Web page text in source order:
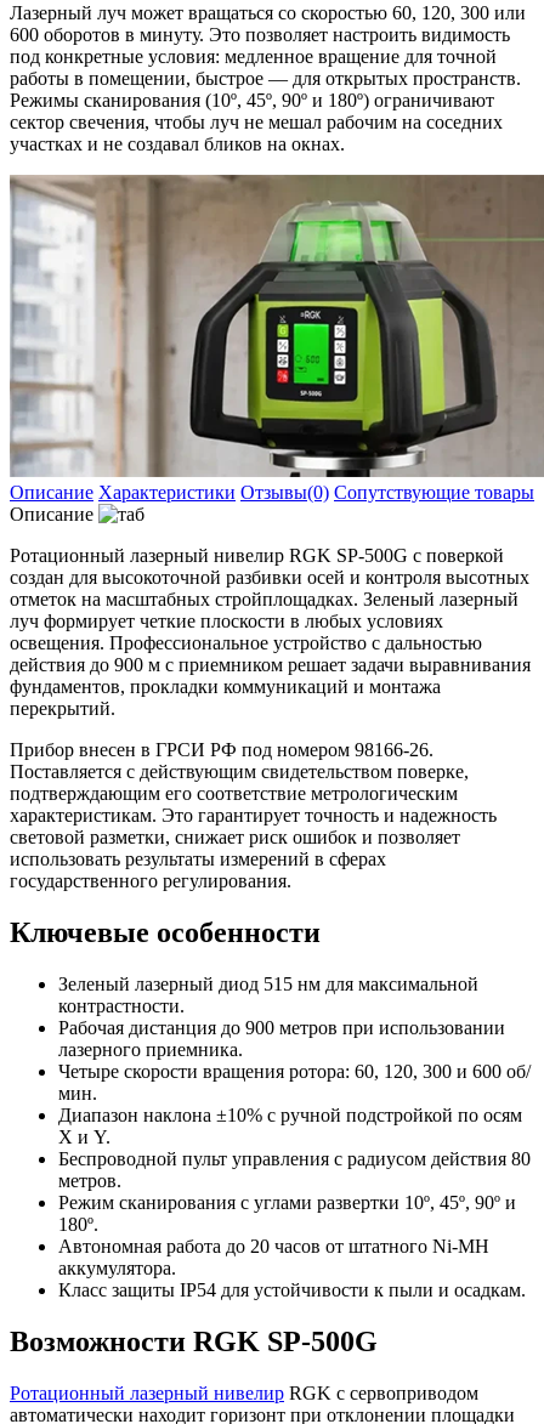
Лазерный луч может вращаться со скоростью 60, 120, 300 или
600 оборотов в минуту. Это позволяет настроить видимость
под конкретные условия: медленное вращение для точной
работы в помещении, быстрое — для открытых пространств.
Режимы сканирования (10º, 45º, 90º и 180º) ограничивают
сектор свечения, чтобы луч не мешал рабочим на соседних
участках и не создавал бликов на окнах.
Описание Характеристики Отзывы(0) Сопутствующие товары
Описание
Ротационный лазерный нивелир RGK SP-500G с поверкой
создан для высокоточной разбивки осей и контроля высотных
отметок на масштабных стройплощадках. Зеленый лазерный
луч формирует четкие плоскости в любых условиях
освещения. Профессиональное устройство с дальностью
действия до 900 м с приемником решает задачи выравнивания
фундаментов, прокладки коммуникаций и монтажа
перекрытий.
Прибор внесен в ГРСИ РФ под номером 98166-26.
Поставляется с действующим свидетельством поверке,
подтверждающим его соответствие метрологическим
характеристикам. Это гарантирует точность и надежность
световой разметки, снижает риск ошибок и позволяет
использовать результаты измерений в сферах
государственного регулирования.
Ключевые особенности
Зеленый лазерный диод 515 нм для максимальной
контрастности.
Рабочая дистанция до 900 метров при использовании
лазерного приемника.
Четыре скорости вращения ротора: 60, 120, 300 и 600 об/
мин.
Диапазон наклона ±10% с ручной подстройкой по осям
X и Y.
Беспроводной пульт управления с радиусом действия 80
метров.
Режим сканирования с углами развертки 10º, 45º, 90º и
180º.
Автономная работа до 20 часов от штатного Ni-MH
аккумулятора.
Класс защиты IP54 для устойчивости к пыли и осадкам.
Возможности RGK SP-500G
Ротационный лазерный нивелир RGK с сервоприводом
автоматически находит горизонт при отклонении площадки